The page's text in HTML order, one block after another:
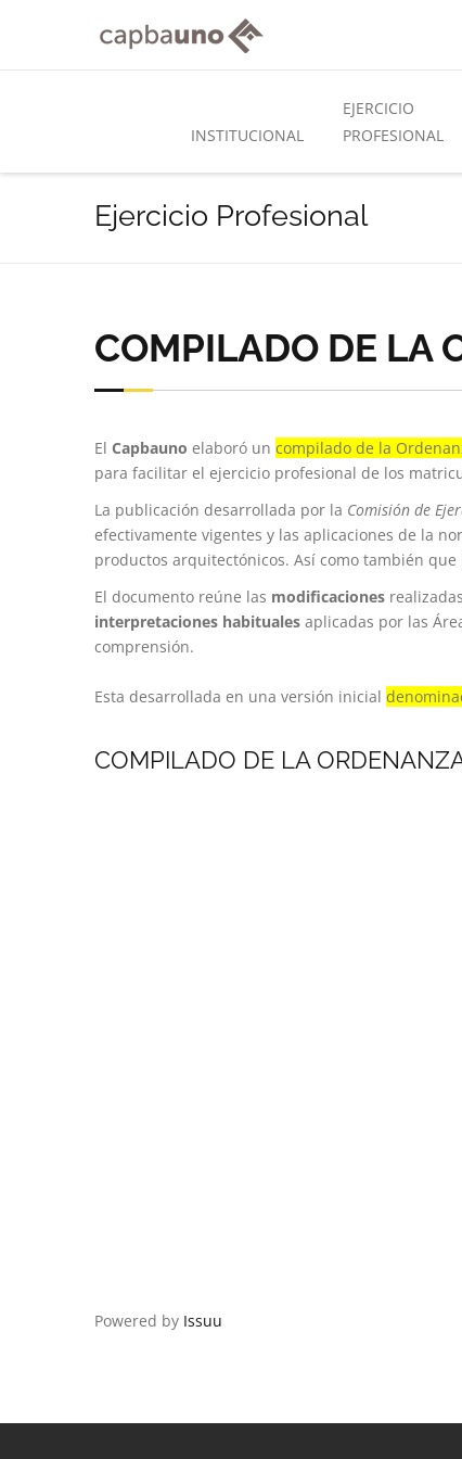
INSTITUCIONAL
EJERCICIO
PROFESIONAL
Ejercicio Profesional
COMPILADO DE LA
El Capbauno elaboró un compilado de la
para facilitar el ejercicio profesional de los
La publicación desarrollada por la Comisión de
efectivamente vigentes y las aplicaciones de la
productos arquitectónicos. Así como también
El documento reúne las modificaciones
interpretaciones habituales aplicadas por las
comprensión.
Esta desarrollada en una versión inicial
COMPILADO DE LA
Powered by Issuu